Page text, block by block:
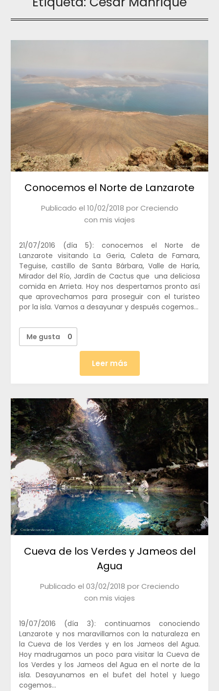
Conocemos el Norte de Lanzarote
Publicado el 10/02/2018 porCreciendo
con mis viajes
21/07/2016 (día 5): conocemos el Norte de
Lanzarote visitando La Geria, Caleta de Famara,
Teguise, castillo de Santa Bárbara, Valle de Haría,
Mirador del Río, Jardín de Cactus que una deliciosa
comida en Arrieta. Hoy nos despertamos pronto así
que aprovechamos para proseguir con el turisteo
por la isla. Vamos a desayunar y después cogemos…
Me gusta 0
Leer más
Cueva de los Verdes y Jameos del
Agua
Publicado el 03/02/2018 porCreciendo
con mis viajes
19/07/2016 (día 3): continuamos conociendo
Lanzarote y nos maravillamos con la naturaleza en
la Cueva de los Verdes y en los Jameos del Agua.
Hoy madrugamos un poco para visitar la Cueva de
los Verdes y los Jameos del Agua en el norte de la
isla. Desayunamos en el bufet del hotel y luego
cogemos…